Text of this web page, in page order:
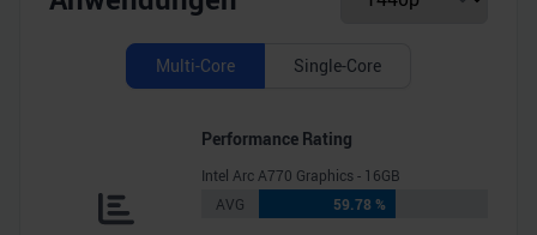
Multi-Core Single-Core
Performance Rating
Intel Arc A770 Graphics - 16GB
AVG
59.78 %